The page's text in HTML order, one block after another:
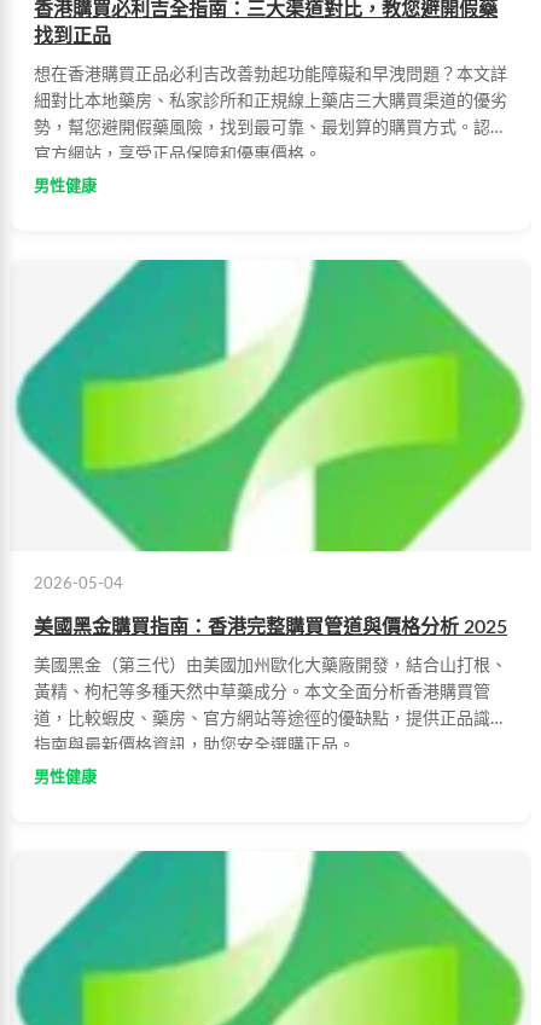
香港購買必利吉全指南：三大渠道對比，教您避開假藥
找到正品
想在香港購買正品必利吉改善勃起功能障礙和早洩問題？本文詳
細對比本地藥房、私家診所和正規線上藥店三大購買渠道的優劣
勢，幫您避開假藥風險，找到最可靠、最划算的購買方式。認準
官方網站，享受正品保障和優惠價格。
男性健康
2026-05-04
美國黑金購買指南：香港完整購買管道與價格分析 2025
美國黑金（第三代）由美國加州歐化大藥廠開發，結合山打根、
黃精、枸杞等多種天然中草藥成分。本文全面分析香港購買管
道，比較蝦皮、藥房、官方網站等途徑的優缺點，提供正品識別
指南與最新價格資訊，助您安全選購正品。
男性健康